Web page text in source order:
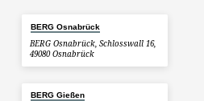
BERG Osnabrück
BERG Osnabrück, Schlosswall 16,
49080 Osnabrück
BERG Gießen